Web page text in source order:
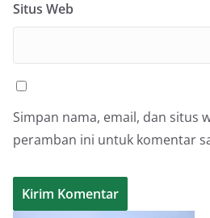
Situs Web
Simpan nama, email, dan situs
peramban ini untuk komentar